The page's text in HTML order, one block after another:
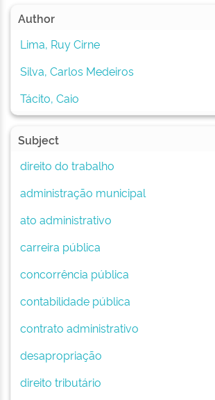
Author
Lima, Ruy Cirne
Silva, Carlos Medeiros
Tácito, Caio
Subject
direito do trabalho
administração municipal
ato administrativo
carreira pública
concorrência pública
contabilidade pública
contrato administrativo
desapropriação
direito tributário